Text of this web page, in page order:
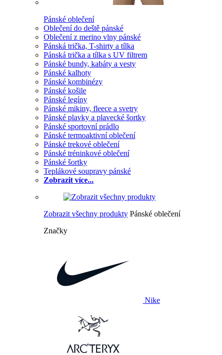
Pánské oblečení
Oblečení do deště pánské
Oblečení z merino vlny pánské
Pánská trička, T-shirty a tílka
Pánská trička a tílka s UV filtrem
Pánské bundy, kabáty a vesty
Pánské kalhoty
Pánské kombinézy
Pánské košile
Pánské legíny
Pánské mikiny, fleece a svetry
Pánské plavky a plavecké šortky
Pánské sportovní prádlo
Pánské termoaktivní oblečení
Pánské trekové oblečení
Pánské tréninkové oblečení
Pánské šortky
Teplákové soupravy pánské
Zobrazit více...
Zobrazit všechny produkty Pánské oblečení
Značky
Nike